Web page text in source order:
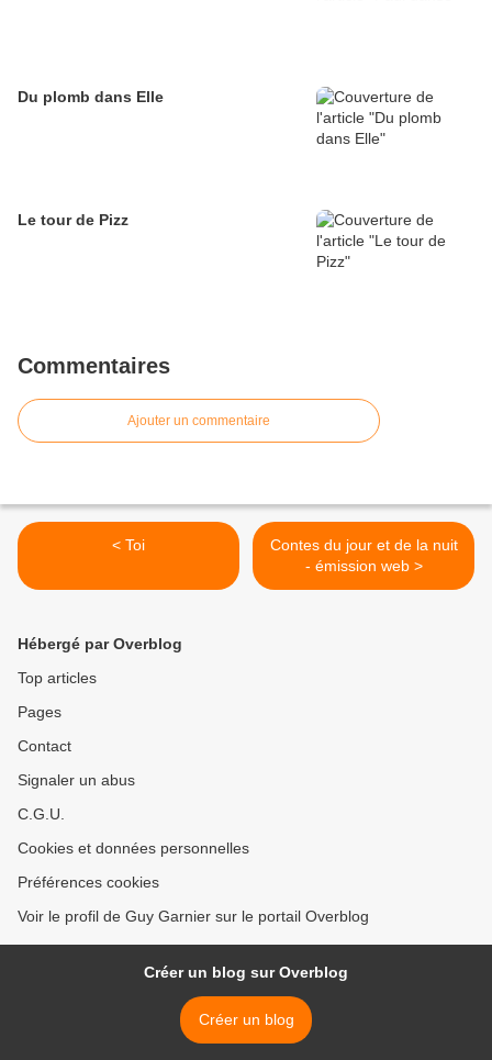
Du plomb dans Elle
Le tour de Pizz
Commentaires
Ajouter un commentaire
< Toi
Contes du jour et de la nuit
- émission web >
Hébergé par Overblog
Top articles
Pages
Contact
Signaler un abus
C.G.U.
Cookies et données personnelles
Préférences cookies
Voir le profil de Guy Garnier sur le portail Overblog
Créer un blog sur Overblog
Créer un blog